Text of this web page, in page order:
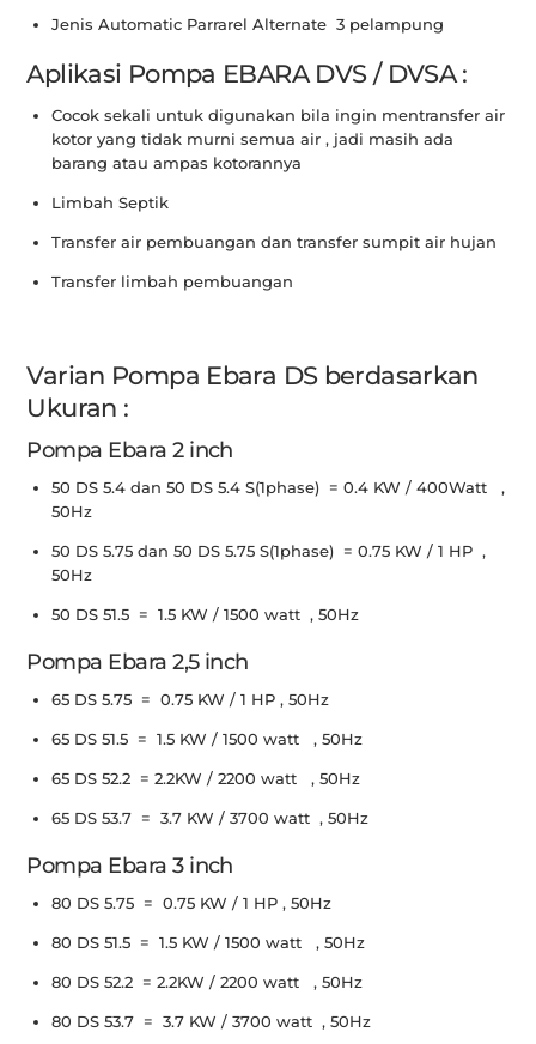
Jenis Automatic Parrarel Alternate 3 pelampung
Aplikasi Pompa EBARA DVS / DVSA :
Cocok sekali untuk digunakan bila ingin mentransfer air
kotor yang tidak murni semua air , jadi masih ada
barang atau ampas kotorannya
Limbah Septik
Transfer air pembuangan dan transfer sumpit air hujan
Transfer limbah pembuangan
Varian Pompa Ebara DS berdasarkan
Ukuran :
Pompa Ebara 2 inch
50 DS 5.4 dan 50 DS 5.4 S(1phase) = 0.4 KW / 400Watt ,
50Hz
50 DS 5.75 dan 50 DS 5.75 S(1phase) = 0.75 KW / 1 HP ,
50Hz
50 DS 51.5 = 1.5 KW / 1500 watt , 50Hz
Pompa Ebara 2,5 inch
65 DS 5.75 = 0.75 KW / 1 HP , 50Hz
65 DS 51.5 = 1.5 KW / 1500 watt , 50Hz
65 DS 52.2 = 2.2KW / 2200 watt , 50Hz
65 DS 53.7 = 3.7 KW / 3700 watt , 50Hz
Pompa Ebara 3 inch
80 DS 5.75 = 0.75 KW / 1 HP , 50Hz
80 DS 51.5 = 1.5 KW / 1500 watt , 50Hz
80 DS 52.2 = 2.2KW / 2200 watt , 50Hz
80 DS 53.7 = 3.7 KW / 3700 watt , 50Hz